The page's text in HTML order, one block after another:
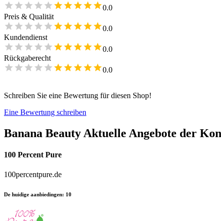
0.0
Preis & Qualität
0.0
Kundendienst
0.0
Rückgaberecht
0.0
Schreiben Sie eine Bewertung für diesen Shop!
Eine Bewertung schreiben
Banana Beauty Aktuelle Angebote der
100 Percent Pure
100percentpure.de
De huidige aanbiedingen: 10